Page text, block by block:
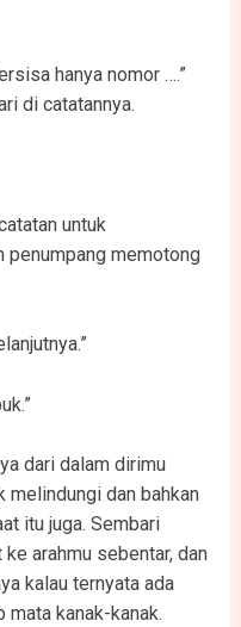
hanya nomor ….”
di catatannya.
untuk
penumpang memotong
dari dalam dirimu
melindungi dan bahkan
itu juga. Sembari
arahmu sebentar, dan
kalau ternyata ada
kanak-kanak.